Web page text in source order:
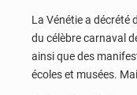
La Vénétie a décrété
du célèbre carnaval
ainsi que des
écoles et musées.